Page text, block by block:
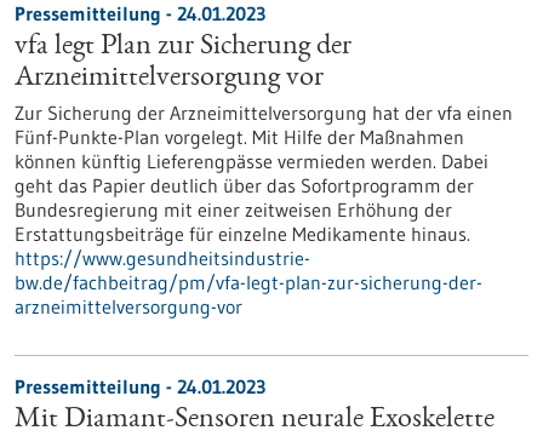
Pressemitteilung - 24.01.2023
vfa legt Plan zur Sicherung der
Arzneimittelversorgung vor
Zur Sicherung der Arzneimittelversorgung hat der vfa einen
Fünf-Punkte-Plan vorgelegt. Mit Hilfe der Maßnahmen
können künftig Lieferengpässe vermieden werden. Dabei
geht das Papier deutlich über das Sofortprogramm der
Bundesregierung mit einer zeitweisen Erhöhung der
Erstattungsbeiträge für einzelne Medikamente hinaus.
https://www.gesundheitsindustrie-
bw.de/fachbeitrag/pm/vfa-legt-plan-zur-sicherung-der-
arzneimittelversorgung-vor
Pressemitteilung - 24.01.2023
Mit Diamant-Sensoren neurale Exoskelette